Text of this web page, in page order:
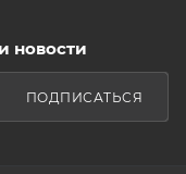
новости
ПОДПИСАТЬСЯ